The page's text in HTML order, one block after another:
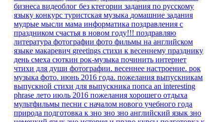
бизнеса видеоблог без ктегории задания по русскому
языку конкурс туристская музыка домашние задания
мудрые мысли мама информатика поздравления с
праздником счастья в новом году!!! поздравляю
литература фотографии фото фильмы на английском
языке макаревич greetings стихи к весеннему празднику
день смеха сюткин рок-музыка починить интернет
чтихи для души фотографии. весеннее настроение. рок
музыка фото. июнь 2016 года. пожелания выпускникам
выпускной стихи для выпускника попса an interesting
phrase лето июль 2016 пожелания хорошего отдыха
мультфильмы песни с началом нового учебного года
природа подготовка к зно зно зно английский язык зно